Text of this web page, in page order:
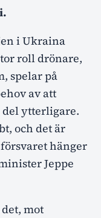
i Ukraina
roll drönare,
spelar på
av att
del ytterligare.
och det är
hänger
Jeppe
mot